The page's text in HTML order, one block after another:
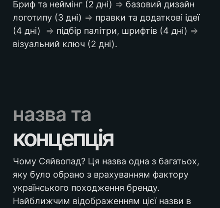
Бриф та неймінг (2 дні) ⇒ базовий дизайн
логотипу (3 дні) ⇒ правки та додаткові ідеї
(4 дні) ⇒ підбір палітри, шрифтів (4 дні) ⇒
візуальний ключ (2 дні).
назва та
концепція
Чому Сяйвопад? Ця назва одна з багатьох,
яку було обрано з врахуванням фактору
українського походження бренду.
Найближчим відображенням цієї назви в